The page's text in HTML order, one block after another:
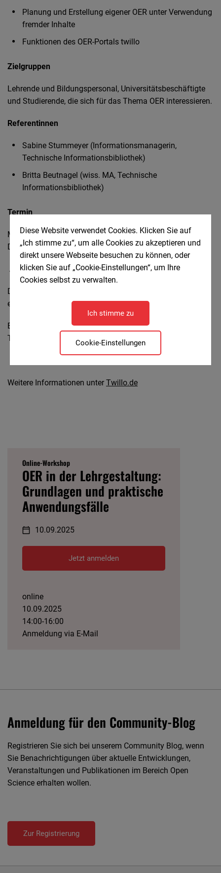
Planung und Erstellung eigener OER unter Verwendung
fremder Inhalte
Funktionen des OER-Portals twillo
Zielgruppen
Lehrende und Bildungspersonal, Universitätsbeschäftigte
und Studierende, die sich für das Thema OER interessieren.
Referentinnen
Sabine Stummeyer (Informationsmanagerin,
Technische Informationsbibliothek)
Britta Beutnagel (wiss. MA, Technische
Informationsbibliothek)
Termin
Mittwoch, 10.09.2025, 14:00–16:00 Uhr
Der Workshop findetonlinestatt.
Anmeldung
Die Organisation und Abwicklung der Online-Veranstaltung
erfolgt durch die Technische Informationsbibliothek.
Es handelt sich um ein kostenfreies Angebot für alle
Teilnehmenden – auch über Niedersachsen hinaus.
Weitere Informationen unter Twillo.de
Online-Workshop
OER in der Lehrgestaltung:
Grundlagen und praktische
Anwendungsfälle
10.09.2025
Jetzt anmelden
online
10.09.2025
14:00-16:00
Anmeldung via E-Mail
Anmeldung für den Community-Blog
Registrieren Sie sich bei unserem Community Blog, wenn
Sie Benachrichtigungen über aktuelle Entwicklungen,
Veranstaltungen und Publikationen im Bereich Open
Science erhalten wollen.
Zur Registrierung
Diese Website verwendet Cookies. Klicken Sie auf
„Ich stimme zu“, um alle Cookies zu akzeptieren und
direkt unsere Webseite besuchen zu können, oder
klicken Sie auf „Cookie-Einstellungen“, um Ihre
Cookies selbst zu verwalten.
Ich stimme zu
Cookie-Einstellungen